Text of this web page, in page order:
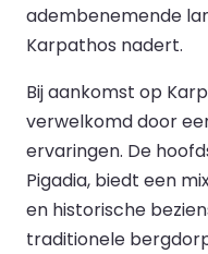
adembenemende
Karpathos nadert.
Bij aankomst op
verwelkomd door
ervaringen. De
Pigadia, biedt een
en historische
traditionele